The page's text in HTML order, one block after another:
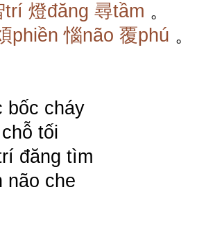
trí 燈đăng 尋tầm 。
phiền 惱não 覆phú 。
bốc cháy
tối
đăng tìm
não che